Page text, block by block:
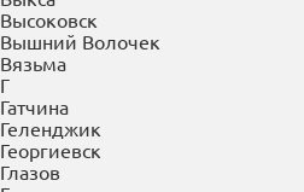
Высоковск
Вышний Волочек
Вязьма
Г
Гатчина
Геленджик
Георгиевск
Глазов